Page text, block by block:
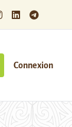
Connexion